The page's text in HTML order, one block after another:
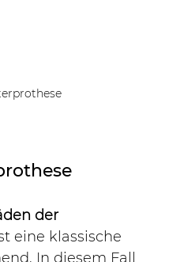
der
eine klassische
In diesem Fall